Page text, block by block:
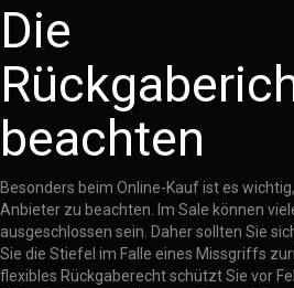
Die
beachten
Besonders beim Online-Kauf ist es
Anbieter zu beachten. Im Sale können
ausgeschlossen sein. Daher sollten Sie
Sie die Stiefel im Falle eines Missgriffs
flexibles Rückgaberecht schützt Sie vor